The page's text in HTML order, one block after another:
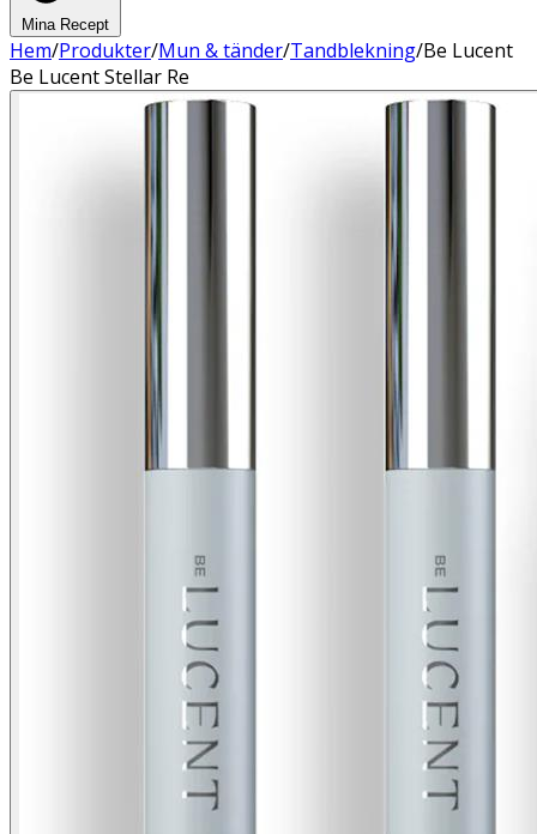
Mina Recept
Hem/Produkter/Mun & tänder/Tandblekning/Be Lucent
Be Lucent Stellar Re